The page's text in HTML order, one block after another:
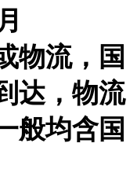
物流，国
达，物流
般均含国